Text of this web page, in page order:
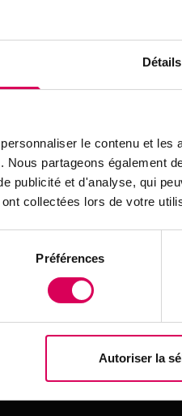
Détails
le contenu et
partageons également
publicité et d'analyse, qui
collectées lors de votre
Préférences
Autoriser la
acceptez que les
vos droits, notamment
veuillez consulter notre